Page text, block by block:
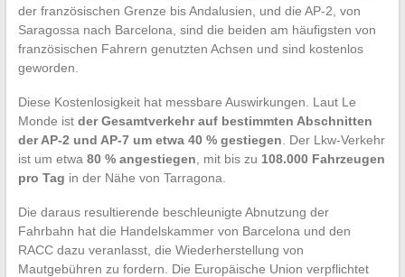
der französischen Grenze bis Andalusien, und die AP-2, von
Saragossa nach Barcelona, sind die beiden am häufigsten von
französischen Fahrern genutzten Achsen und sind kostenlos
geworden.
Diese Kostenlosigkeit hat messbare Auswirkungen. Laut Le
Monde ist der Gesamtverkehr auf bestimmten Abschnitten
der AP-2 und AP-7 um etwa 40 % gestiegen . Der Lkw-Verkehr
ist um etwa 80 % angestiegen , mit bis zu 108.000 Fahrzeugen
pro Tag in der Nähe von Tarragona.
Die daraus resultierende beschleunigte Abnutzung der
Fahrbahn hat die Handelskammer von Barcelona und den
RACC dazu veranlasst, die Wiederherstellung von
Mautgebühren zu fordern. Die Europäische Union verpflichtet